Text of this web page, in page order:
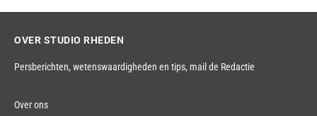
OVER STUDIO RHEDEN
Persberichten, wetenswaardigheden en tips, mail de Redactie
Over ons